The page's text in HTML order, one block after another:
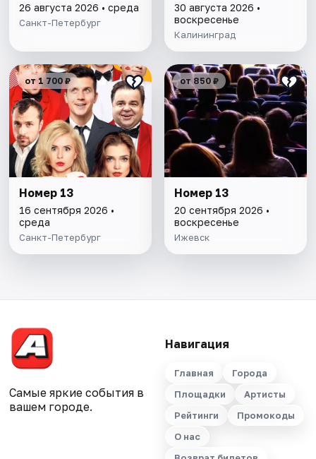
26 августа 2026 • среда
Санкт-Петербург
30 августа 2026 •
воскресенье
Калининград
от 1 700 ₽
Номер 13
16 сентября 2026 •
среда
Санкт-Петербург
от 850 ₽
Номер 13
20 сентября 2026 •
воскресенье
Ижевск
Самые яркие события в
вашем городе.
Навигация
Главная
Города
Площадки
Артисты
Рейтинги
Промокоды
О нас